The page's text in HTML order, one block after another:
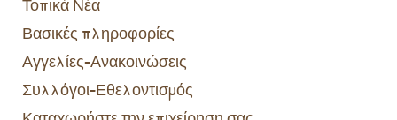
Τοπικά Νέα
Βασικές πληροφορίες
Αγγελίες-Ανακοινώσεις
Συλλόγοι-Εθελοντισμός